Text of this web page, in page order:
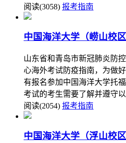
阅读(3058) 报考指南
中国海洋大学（崂山校
山东省和青岛市新冠肺炎防
心海外考试防疫指南，为做
有报名参加中国海洋大学托
考试的考生需要了解并遵守
阅读(2054) 报考指南
中国海洋大学（浮山校